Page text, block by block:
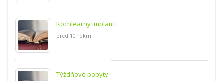
Kochlearny implantt
pred 10 rokmi
Týždňové pobyty